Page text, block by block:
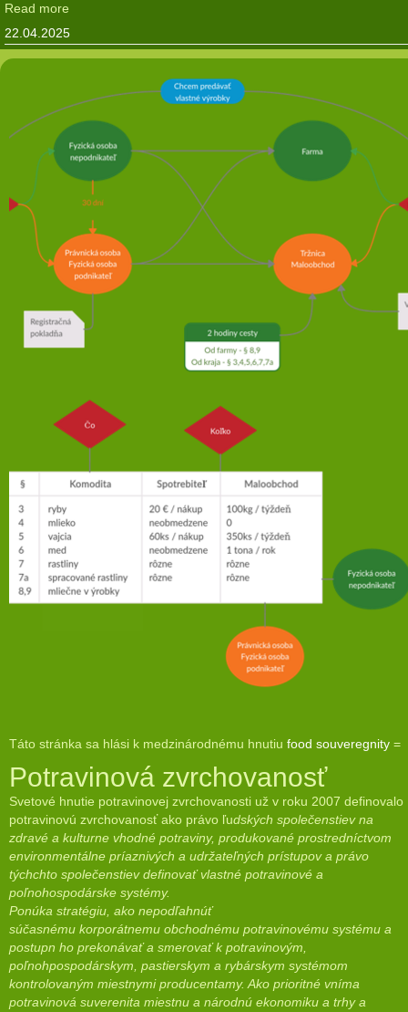
Read more
22.04.2025
Táto stránka sa hlási k medzinárodnému hnutiu food souveregnity =
Potravinová zvrchovanosť
Svetové hnutie potravinovej zvrchovanosti už v roku 2007 definovalo
potravinovú zvrchovanosť ako právo ľudských společenstiev na
zdravé a kulturne vhodné potraviny, produkované prostredníctvom
environmentálne príaznivých a udržateľných prístupov a právo
týchchto společenstiev definovať vlastné potravinové a
poľnohospodárske systémy.
Ponúka stratégiu, ako nepodľahnúť
súčasnému korporátnemu obchodnému potravinovému systému a
postupn ho prekonávať a smerovať k potravinovým,
poľnohpospodárskym, pastierskym a rybárskym systémom
kontrolovaným miestnymi producentamy. Ako prioritné vníma
potravinová suverenita miestnu a národnú ekonomiku a trhy a